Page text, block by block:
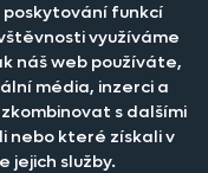
novinky, tipy a
poskytování funkcí
využíváme
náš web používáte,
média, inzerci a
s dalšími
nebo které získali v
jejich služby.